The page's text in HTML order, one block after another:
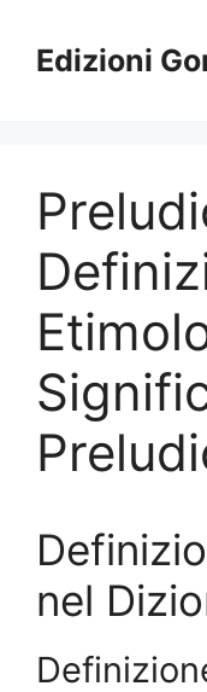
contenuto
Edizioni
nel